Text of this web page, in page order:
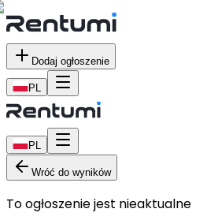
Dodaj ogłoszenie
PL
PL
Wróć do wyników
To ogłoszenie jest nieaktualne